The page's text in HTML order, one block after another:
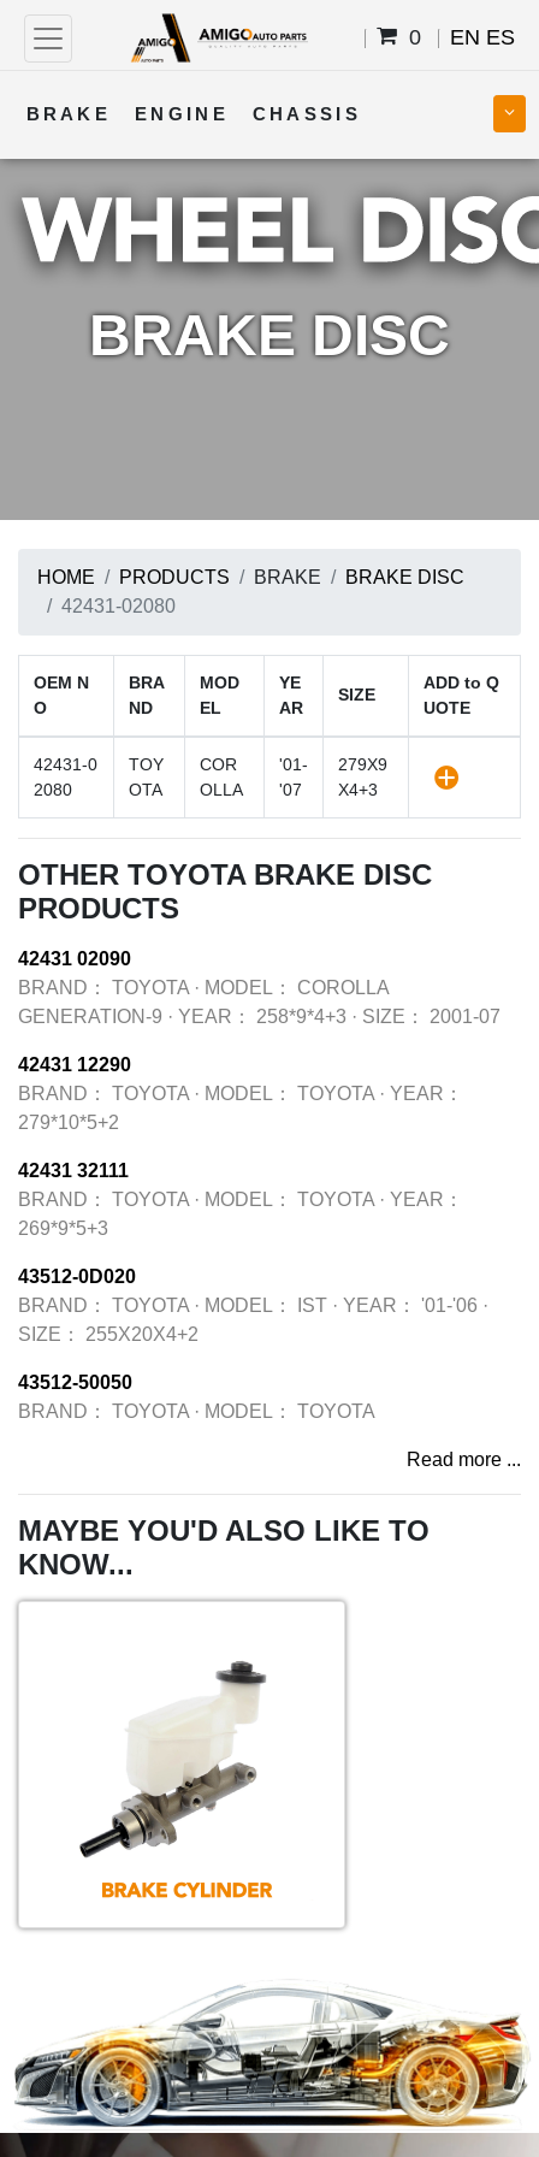
0 EN ES
BRAKE ENGINE CHASSIS
COOLING STEERING BODY
TRANSMISSION FUEL ELECTRICAL
BRAKE DISC
HOME PRODUCTS BRAKE
BRAKE DISC
42431-02080
OEM N
O
BRA
ND
MOD
EL
YE
AR
SIZE
ADD to Q
UOTE
42431-0
2080
TOY
OTA
COR
OLLA
'01-
'07
279X9
X4+3
OTHER TOYOTA BRAKE DISC
PRODUCTS
42431 02090
BRAND：
TOYOTA · MODEL：
COROLLA
GENERATION-9 · YEAR： 258*9*4+3 · SIZE： 2001-07
42431 12290
BRAND：
TOYOTA · MODEL： TOYOTA · YEAR：
279*10*5+2
42431 32111
BRAND：
TOYOTA · MODEL： TOYOTA · YEAR：
269*9*5+3
43512-0D020
BRAND：
TOYOTA · MODEL： IST · YEAR： '01-'06 ·
SIZE：
255X20X4+2
43512-50050
BRAND：
TOYOTA · MODEL： TOYOTA
Read more ...
MAYBE YOU'D ALSO LIKE TO
KNOW...